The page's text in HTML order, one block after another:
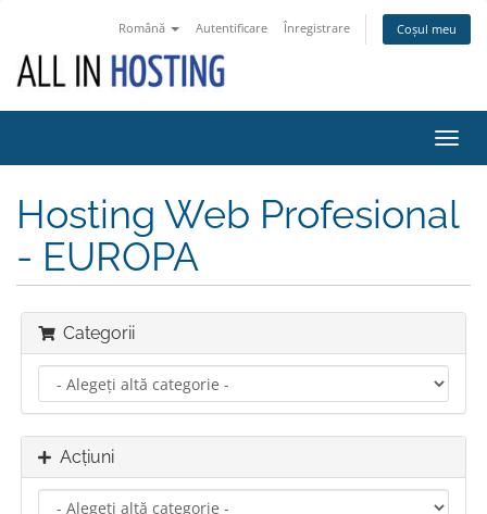
Română Autentificare Înregistrare Coșul meu
Hosting Web Profesional
- EUROPA
Categorii
Acțiuni